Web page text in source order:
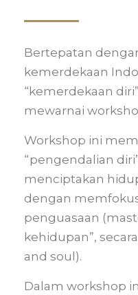
Bertepatan
kemerdekaan
“kemerdekaan
mewarnai
Workshop ini
“pengendalian
menciptakan
dengan
penguasaan
kehidupan”,
and soul).
Dalam workshop